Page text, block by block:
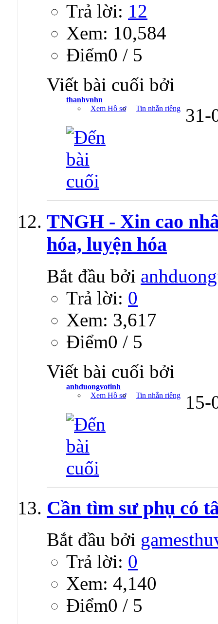
Trả lời: 12
Xem: 10,584
Ðiểm0 / 5
Viết bài cuối bởi
thanhvnhn
Xem Hồ sơ
Tin nhắn riêng 31-
TNGH - Xin cao
hóa, luyện hóa
Bắt đầu bởi
Trả lời: 0
Xem: 3,617
Ðiểm0 / 5
Viết bài cuối bởi
anhduongvotinh
Xem Hồ sơ
Tin nhắn riêng
Cần tìm sư phụ có
Bắt đầu bởi
Trả lời: 0
Xem: 4,140
Ðiểm0 / 5